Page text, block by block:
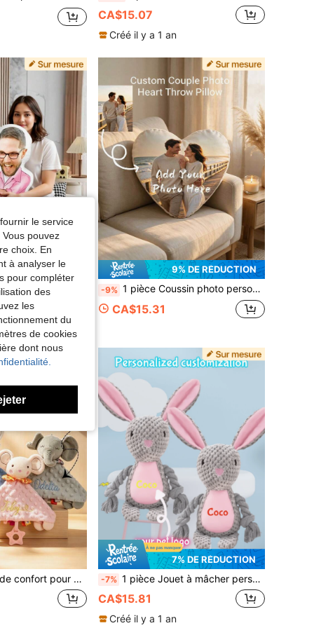
CA$15.07
Créé il y a 1 an
DE RÉDUCTION
en forme humaine photo créatif, design unique, peut personnaliser un portrait exclusif du visage, convient pour l'anniversaire, les vacances, l'anniversaire de mariage, la décoration de la maison, peut être placé dans le salon, la chambre à coucher, également utilisé pour la Saint-Valentin, la décoration de mariage, Halloween, Noël, Thanksgiving et d'autres occasions.
9% DE RÉDUCTION
-9% 1 pièce Coussin photo personnalisé et personnalisé pour canapé, chambre, décoration de la maison, couple, parent-enfant, animal de compagnie, commémoration, fête des pères, fête des mères, Halloween, Noël, Saint-Valentin, Thanksgiving, Pâques, poisson d'avril, cadeau unique et amusant pour enfants
CA$15.31
texte et motif personnalisables, convient pour Noël, Pâques, Halloween, Thanksgiving, Saint-Valentin, Fête des Mères, Fête des Pères, cadeau commémoratif, cadeau attentionné pour les futures mamans et les nouvelles mamans, cadeau de vacances
7% DE RÉDUCTION
-7% 1 pièce Jouet à mâcher personnalisé pour lapin de compagnie, durable, jouet exclusif pour animaux de compagnie, mignon lapin gris, peut personnaliser le nom de l'animal de compagnie, cadeau significatif pour l'anniversaire, la fête, l'anniversaire, l'extérieur, le compagnon animal, fournitures de cadeau de Noël, cadeau personnalisé
CA$15.81
Créé il y a 1 an
le service
pouvez
choix. En
à analyser le
pour compléter
des
les
du
de cookies
dont nous